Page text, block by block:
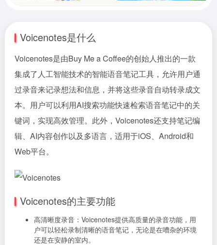
Voicenotes是什么
Voicenotes是由Buy Me a Coffee的创始人推出的一款
集成了人工智能技术的智能语音笔记工具，允许用户通
过录音来记录想法和信息，并将这些录音自动转录成文
本。用户可以利用AI搜索功能快速检索语音笔记中的关
键词，实现高效管理。此外，Voicenotes还支持笔记编
辑、AI内容创作以及多语言，适用于iOS、Android和
Web平台。
Voicenotes的主要功能
高清晰度录音：Voicenotes提供高质量的录音功能，用
户可以轻松录制清晰的语音笔记，无论是在嘈杂的环境
还是在安静的室内。